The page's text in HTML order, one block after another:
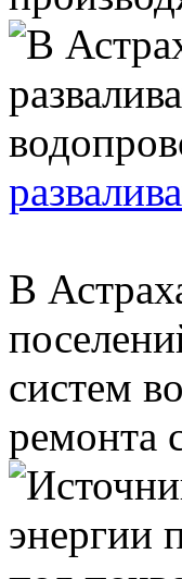
В
систем
ремонта